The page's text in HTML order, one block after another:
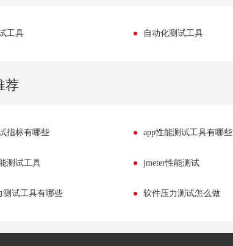
工具 自动化测试工具
荐
指标有哪些 app性能测试工具有哪些
测试工具 jmeter性能测试
测试工具有哪些 软件压力测试怎么做